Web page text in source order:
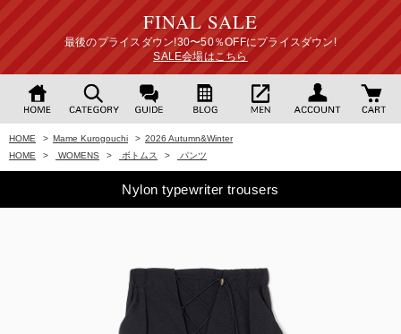
FINAL SALE
最後のプライスダウン!30〜50％OFFにプライスダウン!
SALE会場はこちら
HOME > Mame Kurogouchi > 2026 Autumn&Winter
HOME
> WOMENS > ボトムス > パンツ
Nylon typewriter trousers